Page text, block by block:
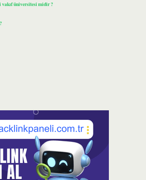
vakıf üniversitesi midir ?